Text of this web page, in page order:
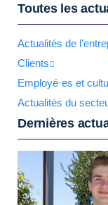
Toutes les
Actualités de
Clients
Employé·es et
Actualités du
Dernières